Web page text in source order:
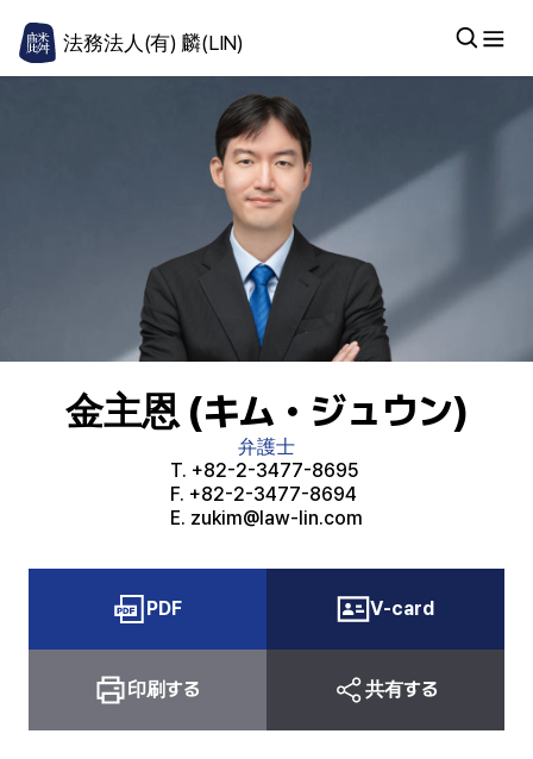
法務法人(有) 麟(LIN)
金主恩 (キム・ジュウン)
弁護士
T. +82-2-3477-8695
F. +82-2-3477-8694
E. zukim@law-lin.com
PDF V-card
印刷する 共有する